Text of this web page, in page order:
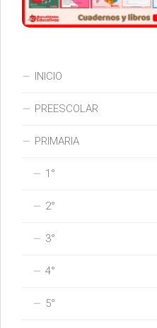
INICIO
PREESCOLAR
PRIMARIA
1°
2°
3°
4°
5°